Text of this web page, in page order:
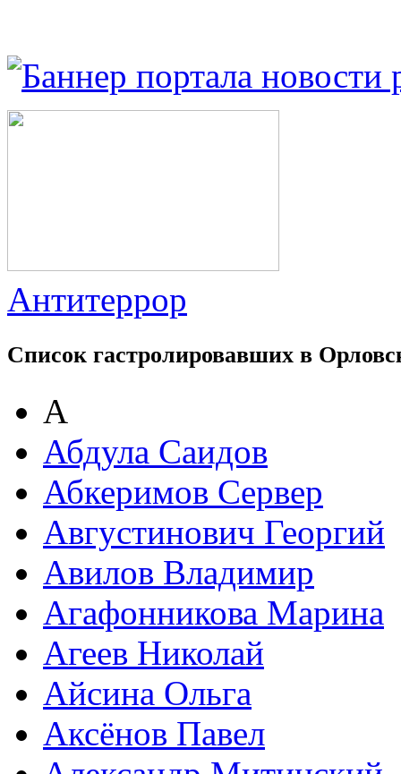
Антитеррор
Список гастролировавших в
А
Абдула Саидов
Абкеримов Сервер
Августинович Георгий
Авилов Владимир
Агафонникова Марина
Агеев Николай
Айсина Ольга
Аксёнов Павел